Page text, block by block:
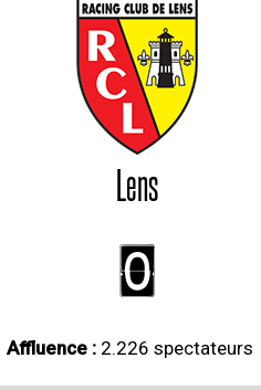
Lens
0
Affluence : 2.226 spectateurs